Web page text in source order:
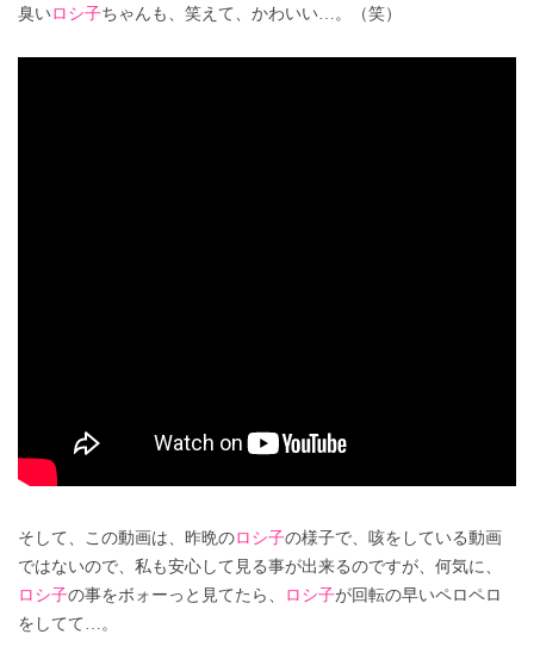
臭いロシ子ちゃんも、笑えて、かわいい…。（笑）
そして、この動画は、昨晩のロシ子の様子で、咳をしている動画
ではないので、私も安心して見る事が出来るのですが、何気に、
ロシ子の事をボォーっと見てたら、 ロシ子が回転の早いペロペロ
をしてて…。